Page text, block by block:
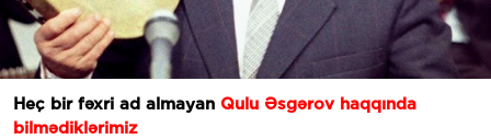
Heç bir fəxri ad almayan Qulu Əsgərov haqqında
bilmədiklərimiz